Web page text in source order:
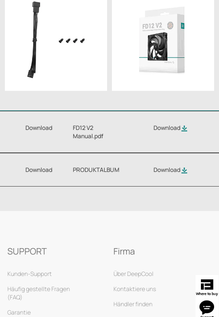
Download
FD12 V2
Manual.pdf
Download
Download PRODUKTALBUM Download
SUPPORT
Kunden-Support
Häufig gestellte Fragen
(FAQ)
Garantie
Firma
Über DeepCool
Kontaktiere uns
Händler finden